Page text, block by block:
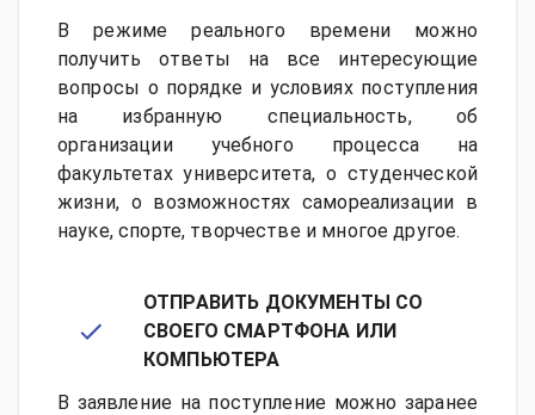
В режиме реального времени можно
получить ответы на все интересующие
вопросы о порядке и условиях поступления
на избранную специальность, об
организации учебного процесса на
факультетах университета, о студенческой
жизни, о возможностях самореализации в
науке, спорте, творчестве и многое другое.
ОТПРАВИТЬ ДОКУМЕНТЫ СО
СВОЕГО СМАРТФОНА ИЛИ
КОМПЬЮТЕРА
В заявление на поступление можно заранее